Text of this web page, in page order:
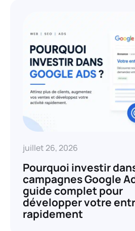
juillet 26, 2026
Pourquoi investir
campagnes Google
guide complet pour
développer votre
rapidement